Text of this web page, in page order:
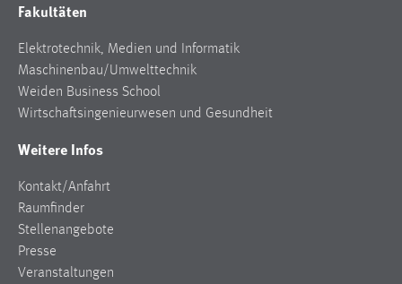
Fakultäten
Elektrotechnik, Medien und Informatik
Maschinenbau/Umwelttechnik
Weiden Business School
Wirtschaftsingenieurwesen und Gesundheit
Weitere Infos
Kontakt/Anfahrt
Raumfinder
Stellenangebote
Presse
Veranstaltungen